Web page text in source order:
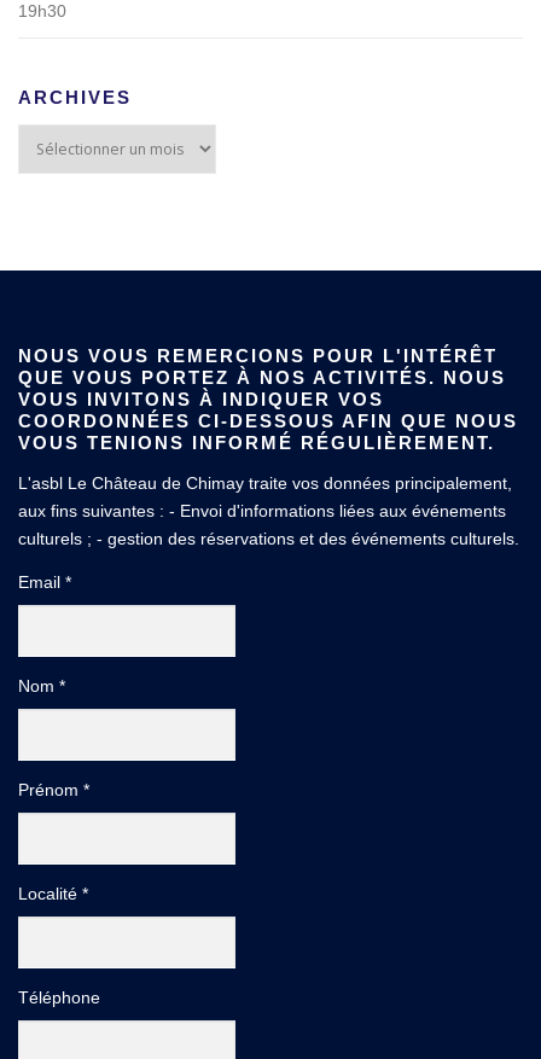
19h30
ARCHIVES
NOUS VOUS REMERCIONS POUR L'INTÉRÊT
QUE VOUS PORTEZ À NOS ACTIVITÉS. NOUS
VOUS INVITONS À INDIQUER VOS
COORDONNÉES CI-DESSOUS AFIN QUE NOUS
VOUS TENIONS INFORMÉ RÉGULIÈREMENT.
L'asbl Le Château de Chimay traite vos données principalement,
aux fins suivantes : - Envoi d'informations liées aux événements
culturels ; - gestion des réservations et des événements culturels.
Email *
Nom *
Prénom *
Localité *
Téléphone